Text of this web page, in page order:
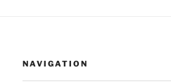
NAVIGATION